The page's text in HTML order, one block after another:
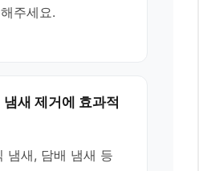
주세요.
새 제거에 효과적
냄새, 담배 냄새 등